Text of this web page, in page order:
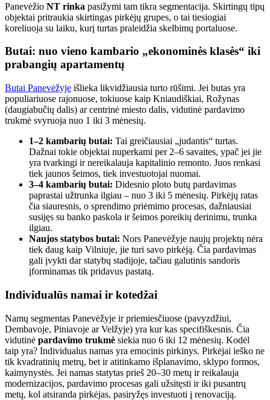
Panevėžio NT rinka pasižymi tam tikra segmentacija. Skirtingų tipų
objektai pritraukia skirtingas pirkėjų grupes, o tai tiesiogiai
koreliuoja su laiku, kurį turtas praleidžia skelbimų portaluose.
Butai: nuo vieno kambario „ekonominės klasės“ iki
prabangių apartamentų
Butai Panevėžyje išlieka likvidžiausia turto rūšimi. Jei butas yra
populiariuose rajonuose, tokiuose kaip Kniaudiškiai, Rožynas
(daugiabučių dalis) ar centrinė miesto dalis, vidutinė pardavimo
trukmė svyruoja nuo 1 iki 3 mėnesių.
1–2 kambarių butai: Tai greičiausiai „judantis“ turtas.
Dažnai tokie objektai nuperkami per 2–6 savaites, ypač jei jie
yra tvarkingi ir nereikalauja kapitalinio remonto. Juos renkasi
tiek jaunos šeimos, tiek investuotojai nuomai.
3–4 kambarių butai: Didesnio ploto butų pardavimas
paprastai užtrunka ilgiau – nuo 3 iki 5 mėnesių. Pirkėjų ratas
čia siauresnis, o sprendimo priėmimo procesas, dažniausiai
susijęs su banko paskola ir šeimos poreikių derinimu, trunka
ilgiau.
Naujos statybos butai: Nors Panevėžyje naujų projektų nėra
tiek daug kaip Vilniuje, jie turi savo pirkėją. Čia pardavimas
gali įvykti dar statybų stadijoje, tačiau galutinis sandoris
įforminamas tik pridavus pastatą.
Individualūs namai ir kotedžai
Namų segmentas Panevėžyje ir priemiesčiuose (pavyzdžiui,
Dembavoje, Piniavoje ar Velžyje) yra kur kas specifiškesnis. Čia
vidutinė pardavimo trukmė siekia nuo 6 iki 12 mėnesių. Kodėl
taip yra? Individualus namas yra emocinis pirkinys. Pirkėjai ieško ne
tik kvadratinių metrų, bet ir atitinkamo išplanavimo, sklypo formos,
kaimynystės. Jei namas statytas prieš 20–30 metų ir reikalauja
modernizacijos, pardavimo procesas gali užsitęsti ir iki pusantrų
metų, kol atsiranda pirkėjas, pasiryžęs investuoti į renovaciją.